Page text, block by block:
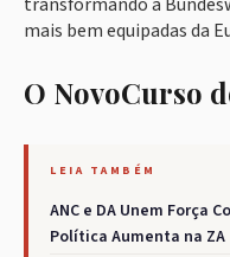
mais bem equipadas da
O NovoCurso
LEIA TAMBÉM
ANC e DA Unem Força
Política Aumenta na ZA